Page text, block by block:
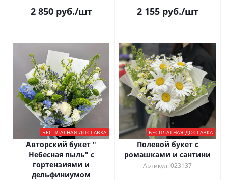
2 850руб./шт 2 155руб./шт
БЕСПЛАТНАЯ ДОСТАВКА
Авторский букет "
Небесная пыль" с
гортензиями и
дельфиниумом
БЕСПЛАТНАЯ ДОСТАВКА
Полевой букет с
ромашками и сантини
Артикул: 023137